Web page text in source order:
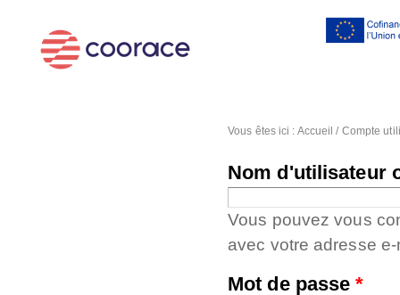
Vous êtes ici : Accueil / Compte
Nom d'utilisateur
Vous pouvez vous
avec votre adresse e-
Mot de passe*